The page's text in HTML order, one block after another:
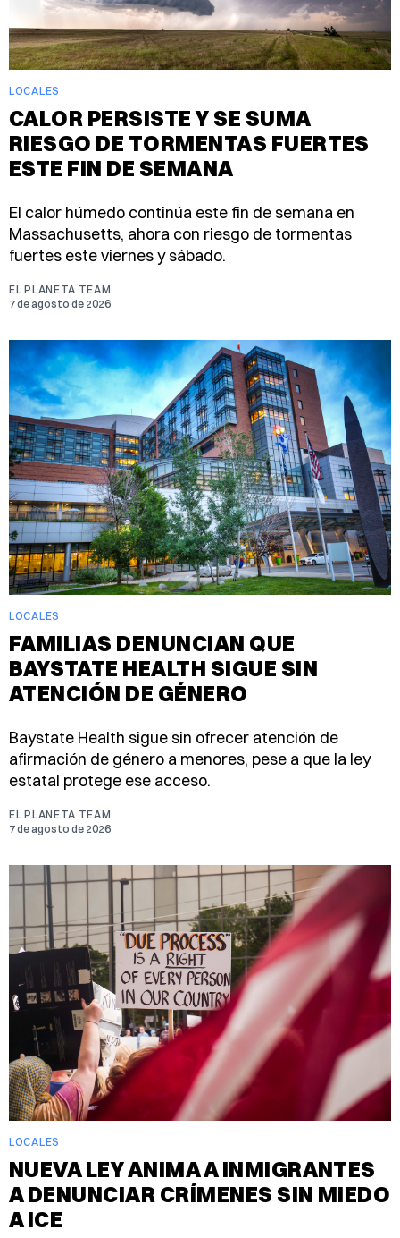
LOCALES
CALOR PERSISTE Y SE SUMA
RIESGO DE TORMENTAS FUERTES
ESTE FIN DE SEMANA
El calor húmedo continúa este fin de semana en
Massachusetts, ahora con riesgo de tormentas
fuertes este viernes y sábado.
EL PLANETA TEAM
7 de agosto de 2026
LOCALES
FAMILIAS DENUNCIAN QUE
BAYSTATE HEALTH SIGUE SIN
ATENCIÓN DE GÉNERO
Baystate Health sigue sin ofrecer atención de
afirmación de género a menores, pese a que la ley
estatal protege ese acceso.
EL PLANETA TEAM
7 de agosto de 2026
LOCALES
NUEVA LEY ANIMA A INMIGRANTES
A DENUNCIAR CRÍMENES SIN MIEDO
A ICE